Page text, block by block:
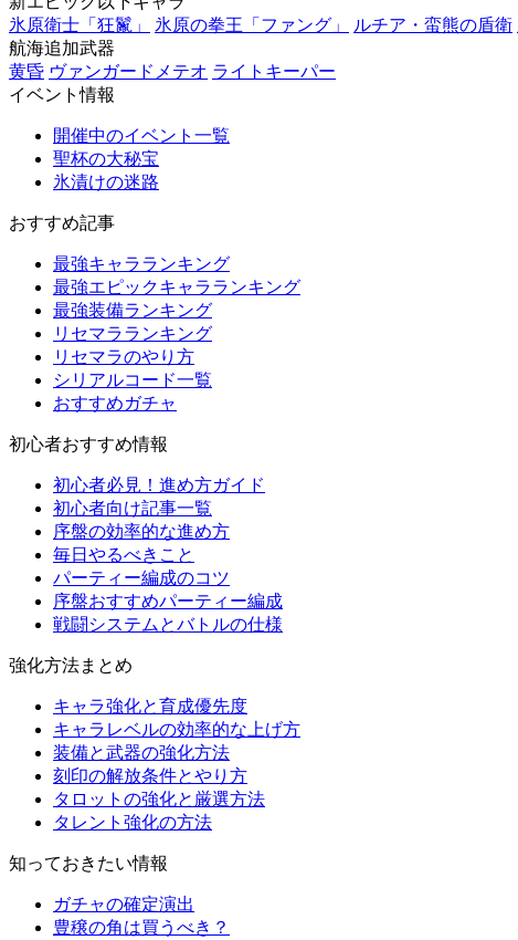
氷原衛士「狂鬣」
氷原の拳王「ファング」 ルチア・蛮熊の盾衛
航海追加武器
黄昏 ヴァンガードメテオ ライトキーパー
イベント情報
開催中のイベント一覧
聖杯の大秘宝
氷漬けの迷路
おすすめ記事
最強キャラランキング
最強エピックキャラランキング
最強装備ランキング
リセマラランキング
リセマラのやり方
シリアルコード一覧
おすすめガチャ
初心者おすすめ情報
初心者必見！進め方ガイド
初心者向け記事一覧
序盤の効率的な進め方
毎日やるべきこと
パーティー編成のコツ
序盤おすすめパーティー編成
戦闘システムとバトルの仕様
強化方法まとめ
キャラ強化と育成優先度
キャラレベルの効率的な上げ方
装備と武器の強化方法
刻印の解放条件とやり方
タロットの強化と厳選方法
タレント強化の方法
知っておきたい情報
ガチャの確定演出
豊穣の角は買うべき？